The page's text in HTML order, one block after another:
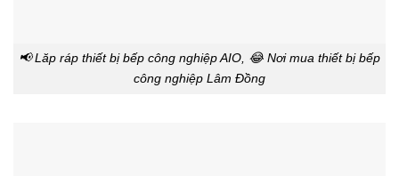
📢 Lăp ráp thiết bị bếp công nghiệp AIO, 😂 Nơi mua thiết bị bếp
công nghiệp Lâm Đồng